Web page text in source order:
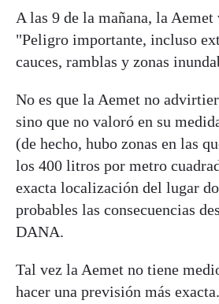
A las 9 de la mañana, la
"Peligro importante, incluso
cauces, ramblas y zonas
No es que la Aemet no
sino que no valoró en su
(de hecho, hubo zonas en las
los 400 litros por metro
exacta localización del lugar
probables las consecuencias
DANA.
Tal vez la Aemet no tiene
hacer una previsión más